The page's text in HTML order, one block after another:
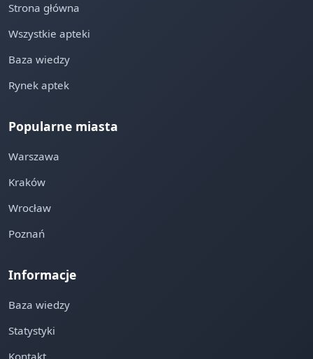
Strona główna
Wszystkie apteki
Baza wiedzy
Rynek aptek
Popularne miasta
Warszawa
Kraków
Wrocław
Poznań
Informacje
Baza wiedzy
Statystyki
Kontakt